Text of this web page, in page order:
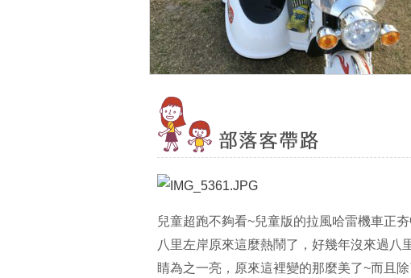
兒童超跑不夠看~兒童版的拉風哈雷機車正夯
八里左岸原來這麼熱鬧了，好幾年沒來過
睛為之一亮，原來這裡變的那麼美了~而且